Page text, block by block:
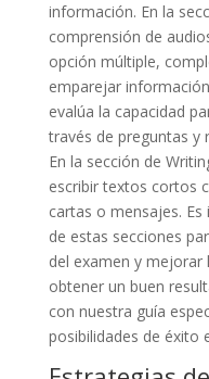
información. En la
comprensión de
opción múltiple,
emparejar
evalúa la capacidad
través de preguntas y
En la sección de
escribir textos cortos
cartas o mensajes.
de estas secciones
del examen y mejorar
obtener un buen
con nuestra guía
posibilidades de éxito